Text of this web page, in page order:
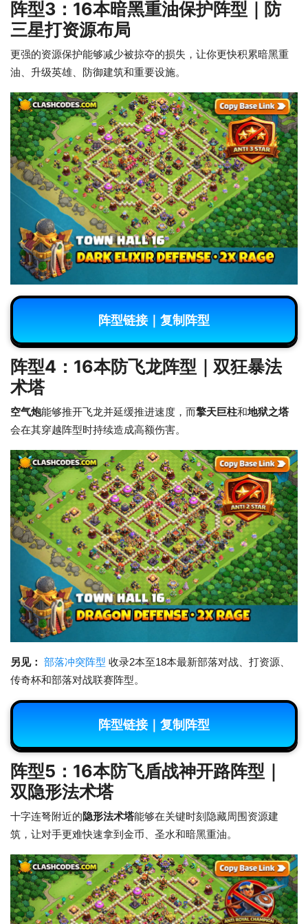
阵型3：16本暗黑重油保护阵型｜防
三星打资源布局
更强的资源保护能够减少被掠夺的损失，让你更快积累暗黑重
油、升级英雄、防御建筑和重要设施。
阵型链接｜复制阵型
阵型4：16本防飞龙阵型｜双狂暴法
术塔
空气炮能够推开飞龙并延缓推进速度，而擎天巨柱和地狱之塔
会在其穿越阵型时持续造成高额伤害。
另见： 部落冲突阵型 收录2本至18本最新部落对战、打资源、
传奇杯和部落对战联赛阵型。
阵型链接｜复制阵型
阵型5：16本防飞盾战神开路阵型｜
双隐形法术塔
十字连弩附近的隐形法术塔能够在关键时刻隐藏周围资源建
筑，让对手更难快速拿到金币、圣水和暗黑重油。